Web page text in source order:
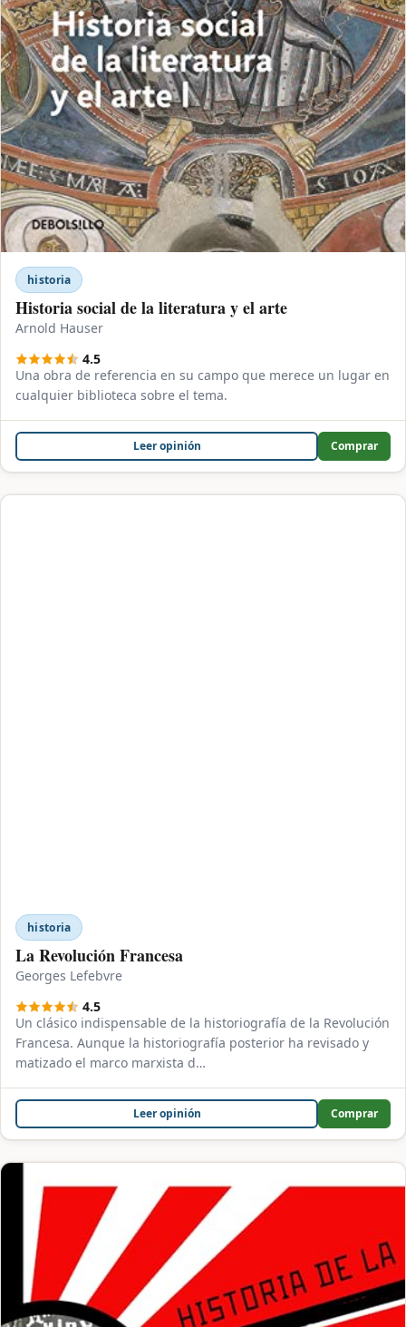
historia
Historia social de la literatura y el arte
Arnold Hauser
4.5
Una obra de referencia en su campo que merece un lugar en
cualquier biblioteca sobre el tema.
Leer opinión Comprar
historia
La Revolución Francesa
Georges Lefebvre
4.5
Un clásico indispensable de la historiografía de la Revolución
Francesa. Aunque la historiografía posterior ha revisado y
matizado el marco marxista d…
Leer opinión Comprar